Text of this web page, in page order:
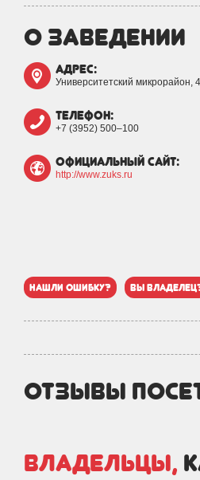
о заведении
адрес:
Университетский микрорайон,
телефон:
+7 (3952) 500‒100
официальный сайт:
http://www.zuks.ru
нашли ошибку? вы
отзывы
Владельцы,